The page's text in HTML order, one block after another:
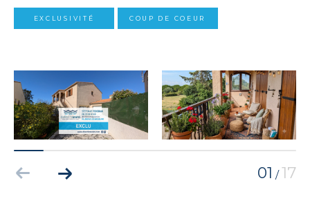
EXCLUSIVITÉ COUP DE COEUR
01 /17